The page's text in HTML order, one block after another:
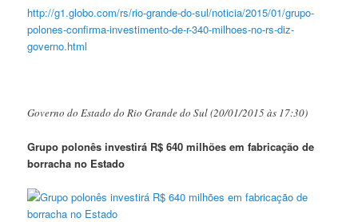
http://g1.globo.com/rs/rio-grande-do-sul/noticia/2015/01/grupo-
polones-confirma-investimento-de-r-340-milhoes-no-rs-diz-
governo.html
Governo do Estado do Rio Grande do Sul (20/01/2015 às 17:30)
Grupo polonês investirá R$ 640 milhões em fabricação de
borracha no Estado